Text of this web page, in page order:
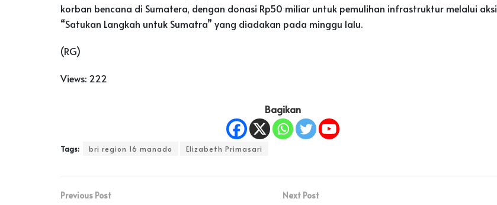
korban bencana di Sumatera, dengan donasi Rp50 miliar untuk pemulihan infrastruktur melalui aksi
“Satukan Langkah untuk Sumatra” yang diadakan pada minggu lalu.
(RG)
Views: 222
Bagikan
Tags: bri region 16 manado Elizabeth Primasari
Previous Post Next Post